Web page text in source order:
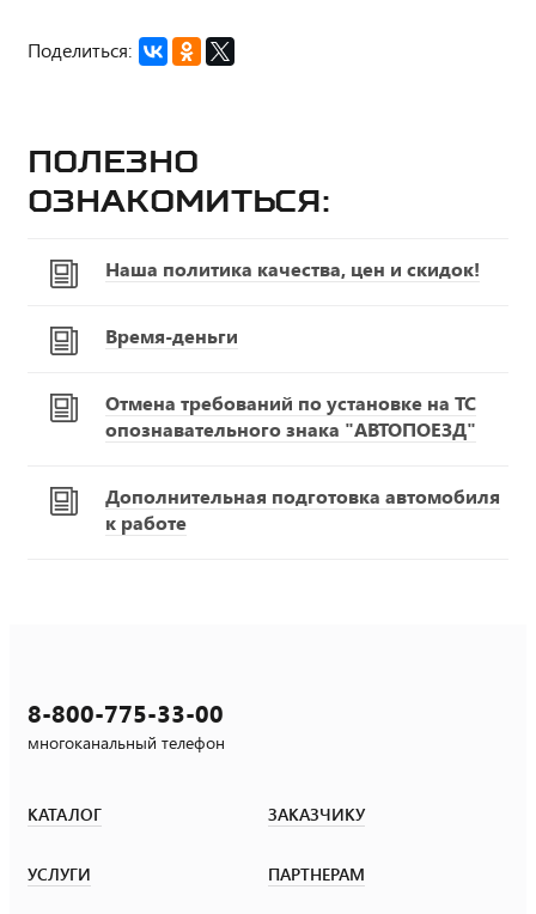
Поделиться:
Полезно
ознакомиться:
Наша политика качества, цен и скидок!
Время-деньги
Отмена требований по установке на ТС
опознавательного знака "АВТОПОЕЗД"
Дополнительная подготовка автомобиля
к работе
8-800-775-33-00
многоканальный телефон
КАТАЛОГ ЗАКАЗЧИКУ
УСЛУГИ ПАРТНЕРАМ